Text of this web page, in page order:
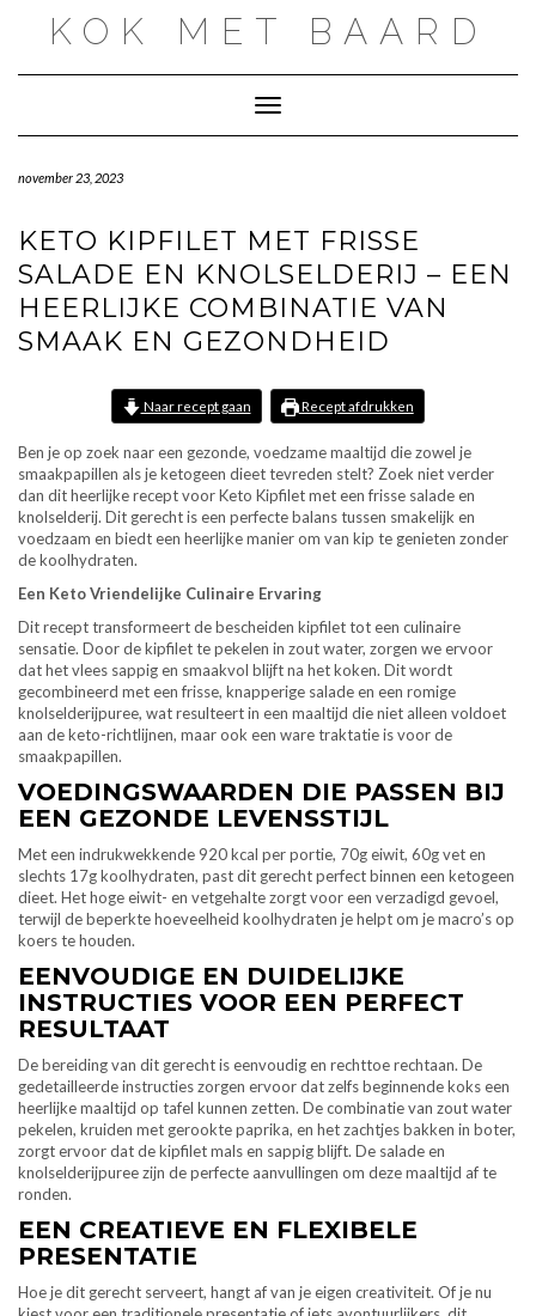
KOK MET BAARD
Toggle navigatie
november 23, 2023
KETO KIPFILET MET FRISSE
SALADE EN KNOLSELDERIJ – EEN
HEERLIJKE COMBINATIE VAN
SMAAK EN GEZONDHEID
Naar recept gaan Recept afdrukken
Ben je op zoek naar een gezonde, voedzame maaltijd die zowel je
smaakpapillen als je ketogeen dieet tevreden stelt? Zoek niet verder
dan dit heerlijke recept voor Keto Kipfilet met een frisse salade en
knolselderij. Dit gerecht is een perfecte balans tussen smakelijk en
voedzaam en biedt een heerlijke manier om van kip te genieten zonder
de koolhydraten.
Een Keto Vriendelijke Culinaire Ervaring
Dit recept transformeert de bescheiden kipfilet tot een culinaire
sensatie. Door de kipfilet te pekelen in zout water, zorgen we ervoor
dat het vlees sappig en smaakvol blijft na het koken. Dit wordt
gecombineerd met een frisse, knapperige salade en een romige
knolselderijpuree, wat resulteert in een maaltijd die niet alleen voldoet
aan de keto-richtlijnen, maar ook een ware traktatie is voor de
smaakpapillen.
VOEDINGSWAARDEN DIE PASSEN BIJ
EEN GEZONDE LEVENSSTIJL
Met een indrukwekkende 920 kcal per portie, 70g eiwit, 60g vet en
slechts 17g koolhydraten, past dit gerecht perfect binnen een ketogeen
dieet. Het hoge eiwit- en vetgehalte zorgt voor een verzadigd gevoel,
terwijl de beperkte hoeveelheid koolhydraten je helpt om je macro’s op
koers te houden.
EENVOUDIGE EN DUIDELIJKE
INSTRUCTIES VOOR EEN PERFECT
RESULTAAT
De bereiding van dit gerecht is eenvoudig en rechttoe rechtaan. De
gedetailleerde instructies zorgen ervoor dat zelfs beginnende koks een
heerlijke maaltijd op tafel kunnen zetten. De combinatie van zout water
pekelen, kruiden met gerookte paprika, en het zachtjes bakken in boter,
zorgt ervoor dat de kipfilet mals en sappig blijft. De salade en
knolselderijpuree zijn de perfecte aanvullingen om deze maaltijd af te
ronden.
EEN CREATIEVE EN FLEXIBELE
PRESENTATIE
Hoe je dit gerecht serveert, hangt af van je eigen creativiteit. Of je nu